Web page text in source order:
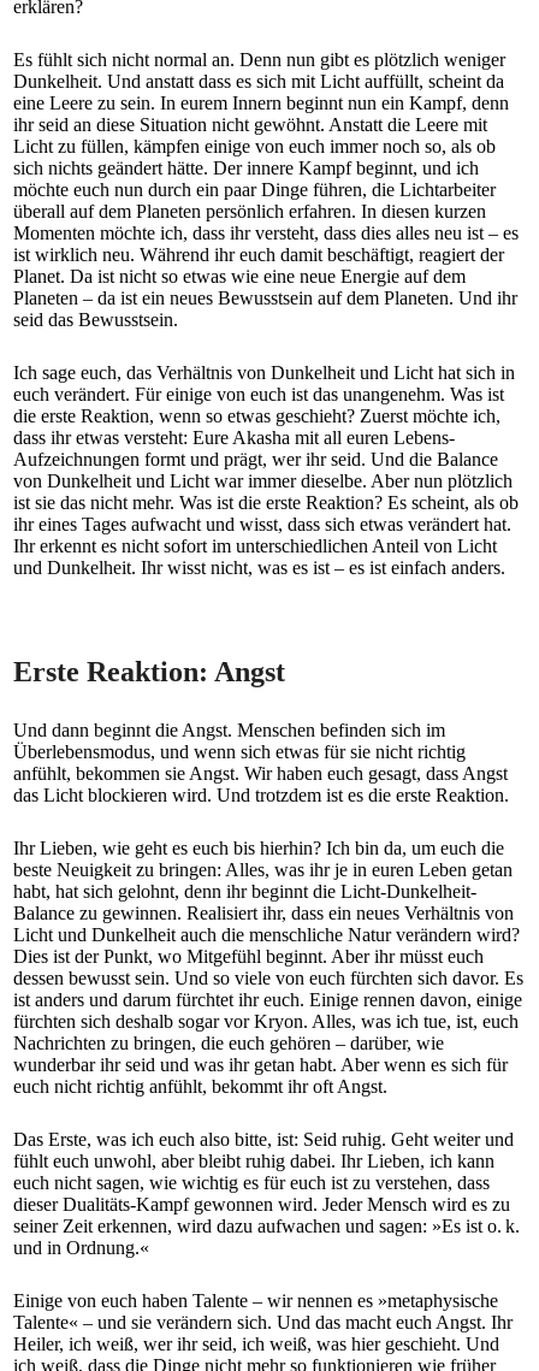
erklären?
Es fühlt sich nicht normal an. Denn nun gibt es plötzlich weniger
Dunkelheit. Und anstatt dass es sich mit Licht auffüllt, scheint da
eine Leere zu sein. In eurem Innern beginnt nun ein Kampf, denn
ihr seid an diese Situation nicht gewöhnt. Anstatt die Leere mit
Licht zu füllen, kämpfen einige von euch immer noch so, als ob
sich nichts geändert hätte. Der innere Kampf beginnt, und ich
möchte euch nun durch ein paar Dinge führen, die Lichtarbeiter
überall auf dem Planeten persönlich erfahren. In diesen kurzen
Momenten möchte ich, dass ihr versteht, dass dies alles neu ist – es
ist wirklich neu. Während ihr euch damit beschäftigt, reagiert der
Planet. Da ist nicht so etwas wie eine neue Energie auf dem
Planeten – da ist ein neues Bewusstsein auf dem Planeten. Und ihr
seid das Bewusstsein.
Ich sage euch, das Verhältnis von Dunkelheit und Licht hat sich in
euch verändert. Für einige von euch ist das unangenehm. Was ist
die erste Reaktion, wenn so etwas geschieht? Zuerst möchte ich,
dass ihr etwas versteht: Eure Akasha mit all euren Lebens-
Aufzeichnungen formt und prägt, wer ihr seid. Und die Balance
von Dunkelheit und Licht war immer dieselbe. Aber nun plötzlich
ist sie das nicht mehr. Was ist die erste Reaktion? Es scheint, als ob
ihr eines Tages aufwacht und wisst, dass sich etwas verändert hat.
Ihr erkennt es nicht sofort im unterschiedlichen Anteil von Licht
und Dunkelheit. Ihr wisst nicht, was es ist – es ist einfach anders.
Erste Reaktion: Angst
Und dann beginnt die Angst. Menschen befinden sich im
Überlebensmodus, und wenn sich etwas für sie nicht richtig
anfühlt, bekommen sie Angst. Wir haben euch gesagt, dass Angst
das Licht blockieren wird. Und trotzdem ist es die erste Reaktion.
Ihr Lieben, wie geht es euch bis hierhin? Ich bin da, um euch die
beste Neuigkeit zu bringen: Alles, was ihr je in euren Leben getan
habt, hat sich gelohnt, denn ihr beginnt die Licht-Dunkelheit-
Balance zu gewinnen. Realisiert ihr, dass ein neues Verhältnis von
Licht und Dunkelheit auch die menschliche Natur verändern wird?
Dies ist der Punkt, wo Mitgefühl beginnt. Aber ihr müsst euch
dessen bewusst sein. Und so viele von euch fürchten sich davor. Es
ist anders und darum fürchtet ihr euch. Einige rennen davon, einige
fürchten sich deshalb sogar vor Kryon. Alles, was ich tue, ist, euch
Nachrichten zu bringen, die euch gehören – darüber, wie
wunderbar ihr seid und was ihr getan habt. Aber wenn es sich für
euch nicht richtig anfühlt, bekommt ihr oft Angst.
Das Erste, was ich euch also bitte, ist: Seid ruhig. Geht weiter und
fühlt euch unwohl, aber bleibt ruhig dabei. Ihr Lieben, ich kann
euch nicht sagen, wie wichtig es für euch ist zu verstehen, dass
dieser Dualitäts-Kampf gewonnen wird. Jeder Mensch wird es zu
seiner Zeit erkennen, wird dazu aufwachen und sagen: »Es ist o. k.
und in Ordnung.«
Einige von euch haben Talente – wir nennen es »metaphysische
Talente« – und sie verändern sich. Und das macht euch Angst. Ihr
Heiler, ich weiß, wer ihr seid, ich weiß, was hier geschieht. Und
ich weiß, dass die Dinge nicht mehr so funktionieren wie früher